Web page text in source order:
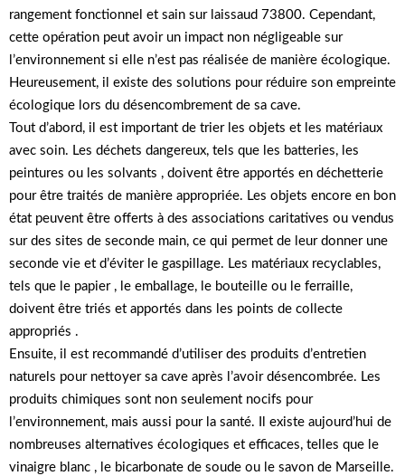
rangement fonctionnel et sain sur laissaud 73800. Cependant,
cette opération peut avoir un impact non négligeable sur
l’environnement si elle n’est pas réalisée de manière écologique.
Heureusement, il existe des solutions pour réduire son empreinte
écologique lors du désencombrement de sa cave.
Tout d’abord, il est important de trier les objets et les matériaux
avec soin. Les déchets dangereux, tels que les batteries, les
peintures ou les solvants , doivent être apportés en déchetterie
pour être traités de manière appropriée. Les objets encore en bon
état peuvent être offerts à des associations caritatives ou vendus
sur des sites de seconde main, ce qui permet de leur donner une
seconde vie et d’éviter le gaspillage. Les matériaux recyclables,
tels que le papier , le emballage, le bouteille ou le ferraille,
doivent être triés et apportés dans les points de collecte
appropriés .
Ensuite, il est recommandé d’utiliser des produits d’entretien
naturels pour nettoyer sa cave après l’avoir désencombrée. Les
produits chimiques sont non seulement nocifs pour
l’environnement, mais aussi pour la santé. Il existe aujourd’hui de
nombreuses alternatives écologiques et efficaces, telles que le
vinaigre blanc , le bicarbonate de soude ou le savon de Marseille.